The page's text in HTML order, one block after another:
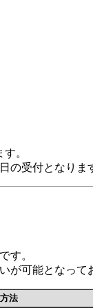
。
の受付となりま
す。
が可能となって
法